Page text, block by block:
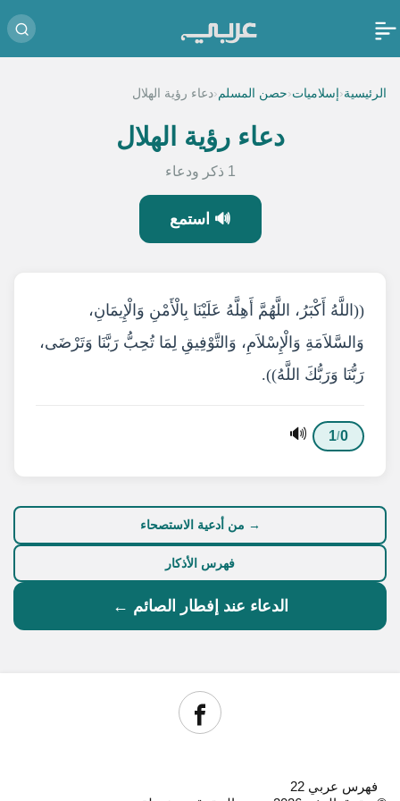
الرئيسية‹ إسلاميات‹حصن المسلم‹دعاء رؤية الهلال
دعاء رؤية الهلال
1 ذكر ودعاء
🔊 استمع
((اللَّهُ أَكْبَرُ، اللَّهُمَّ أَهِلَّهُ عَلَيْنَا بِالْأَمْنِ وَالْإِيمَانِ،
وَالسَّلاَمَةِ وَالْإِسْلاَمِ، وَالتَّوْفِيقِ لِمَا تُحِبُّ رَبَّنَا وَتَرْضَى،
رَبُّنَا وَرَبُّكَ اللَّهُ)).
0
/
1
🔊
→ من أدعية الاستصحاء
فهرس الأذكار
الدعاء عند إفطار الصائم ←
فهرس عربي 22